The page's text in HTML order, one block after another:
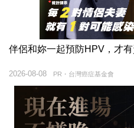
伴侶和妳一起預防HPV，才有
PR・台灣癌症基金會
2026-08-08